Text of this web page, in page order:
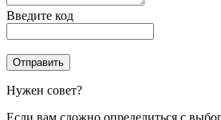
Введите код
Отправить
Нужен совет?
Если вам сложно определиться с